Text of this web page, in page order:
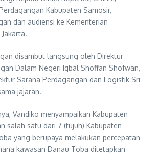
Kabupaten Samosir,
dan audiensi ke Kementerian
disambut langsung oleh Direktur
Dalam Negeri Iqbal Shoffan Shofwan,
Sarana Perdagangan dan Logistik Sri
jajaran.
Vandiko menyampaikan Kabupaten
salah satu dari 7 (tujuh) Kabupaten
yang berupaya melakukan percepatan
kawasan Danau Toba ditetapkan